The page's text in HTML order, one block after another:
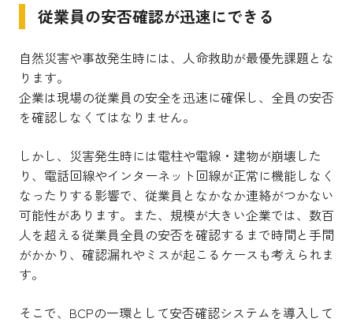
従業員の安否確認が迅速にできる
自然災害や事故発生時には、人命救助が最優先課題とな
ります。
企業は現場の従業員の安全を迅速に確保し、全員の安否
を確認しなくてはなりません。
しかし、災害発生時には電柱や電線・建物が崩壊した
り、電話回線やインターネット回線が正常に機能しなく
なったりする影響で、従業員となかなか連絡がつかない
可能性があります。また、規模が大きい企業では、数百
人を超える従業員全員の安否を確認するまで時間と手間
がかかり、確認漏れやミスが起こるケースも考えられま
す。
そこで、BCPの一環として安否確認システムを導入して